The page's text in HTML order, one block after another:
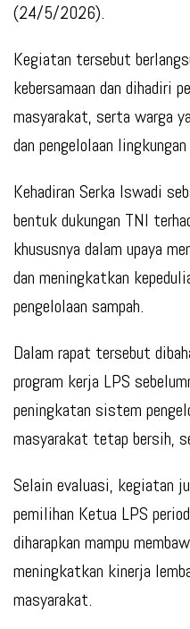
(24/5/2026).
Kegiatan tersebut
kebersamaan dan dihadiri
masyarakat, serta warga
dan pengelolaan
Kehadiran Serka Iswadi
bentuk dukungan TNI
khususnya dalam upaya
dan meningkatkan
pengelolaan sampah.
Dalam rapat tersebut
program kerja LPS
peningkatan sistem
masyarakat tetap bersih,
Selain evaluasi, kegiatan
pemilihan Ketua LPS
diharapkan mampu
meningkatkan kinerja
masyarakat.